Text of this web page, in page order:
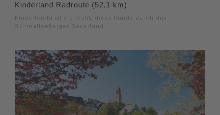
Kinderland Radroute (52,1 km)
Kinderleicht ist sie nicht, diese Runde durch das
Schmallenberger Sauerland.